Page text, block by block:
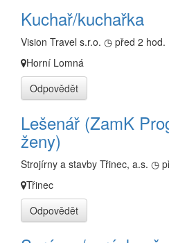
Kuchař/kuchařka
Vision Travel s.r.o. ◷ před 2 hod.
Horní Lomná
Odpovědět
Lešenář (ZamK
ženy)
Strojírny a stavby Třinec, a.s. ◷
Třinec
Odpovědět